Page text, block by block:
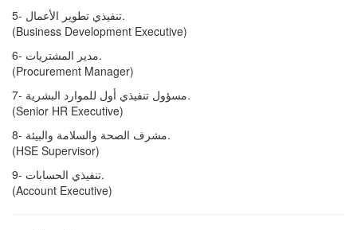
5- تنفيذي تطوير الأعمال.
(Business Development Executive)
6- مدير المشتريات.
(Procurement Manager)
7- مسؤول تنفيذي أول للموارد البشرية.
(Senior HR Executive)
8- مشرف الصحة والسلامة والبيئة.
(HSE Supervisor)
9- تنفيذي الحسابات.
(Account Executive)